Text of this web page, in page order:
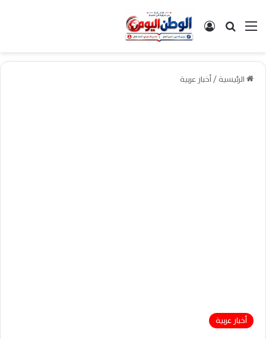
القائمةبحث عن تسجيل الدخول
الرئيسية/أخبار عربية
أخبار عربية